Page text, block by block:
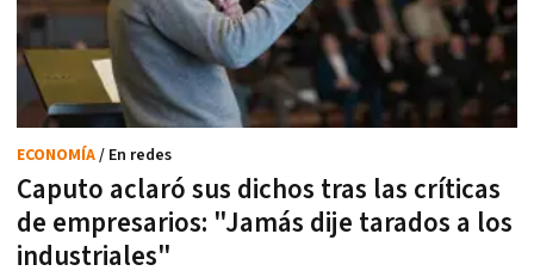
Caputo aclaró sus dichos tras las críticas
de empresarios: "Jamás dije tarados a los
industriales"
ECONOMÍA/ En redes